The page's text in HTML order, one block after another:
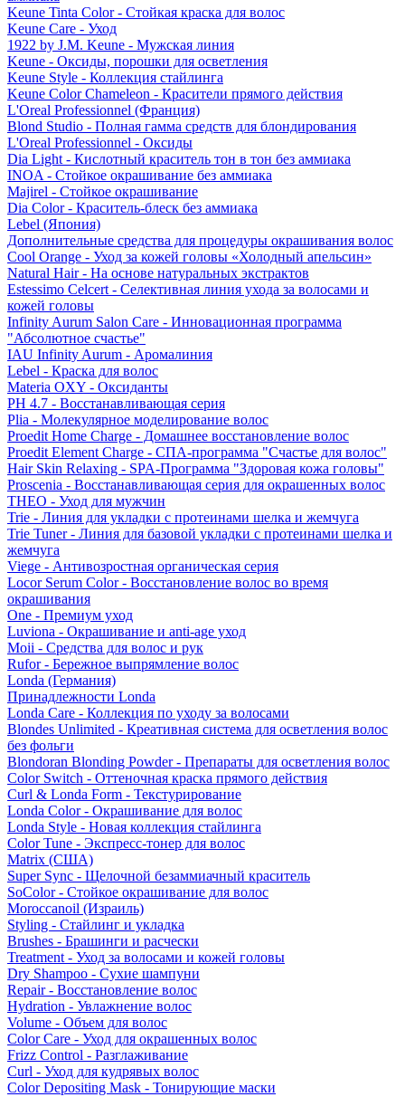
Keune Tinta Color - Стойкая краска для волос
Keune Care - Уход
1922 by J.M. Keune - Мужская линия
Keune - Оксиды, порошки для осветления
Keune Style - Коллекция стайлинга
Keune Color Chameleon - Красители прямого действия
L'Oreal Professionnel (Франция)
Blond Studio - Полная гамма средств для блондирования
L'Oreal Professionnel - Оксиды
Dia Light - Кислотный краситель тон в тон без аммиака
INOA - Стойкое окрашивание без аммиака
Majirel - Стойкое окрашивание
Dia Color - Краситель-блеск без аммиака
Lebel (Япония)
Дополнительные средства для процедуры окрашивания волос
Cool Orange - Уход за кожей головы «Холодный апельсин»
Natural Hair - На основе натуральных экстрактов
Estessimo Celcert - Селективная линия ухода за волосами и
кожей головы
Infinity Aurum Salon Care - Инновационная программа
"Абсолютное счастье"
IAU Infinity Aurum - Аромалиния
Lebel - Краска для волос
Materia OXY - Оксиданты
PH 4.7 - Восстанавливающая серия
Plia - Молекулярное моделирование волос
Proedit Home Charge - Домашнее восстановление волос
Proedit Element Charge - СПА-программа "Счастье для волос"
Hair Skin Relaxing - SPA-Программа "Здоровая кожа головы"
Proscenia - Восстанавливающая серия для окрашенных волос
THEO - Уход для мужчин
Trie - Линия для укладки с протеинами шелка и жемчуга
Trie Tuner - Линия для базовой укладки с протеинами шелка и
жемчуга
Viege - Антивозростная органическая серия
Locor Serum Color - Восстановление волос во время
окрашивания
One - Премиум уход
Luviona - Окрашивание и anti-age уход
Moii - Средства для волос и рук
Rufor - Бережное выпрямление волос
Londa (Германия)
Принадлежности Londa
Londa Care - Коллекция по уходу за волосами
Blondes Unlimited - Креативная система для осветления волос
без фольги
Blondoran Blonding Powder - Препараты для осветления волос
Color Switch - Оттеночная краска прямого действия
Curl & Londa Form - Текстурирование
Londa Color - Окрашивание для волос
Londa Style - Новая коллекция стайлинга
Color Tune - Экспресс-тонер для волос
Matrix (США)
Super Sync - Щелочной безаммиачный краситель
SoColor - Стойкое окрашивание для волос
Moroccanoil (Израиль)
Styling - Стайлинг и укладка
Brushes - Брашинги и расчески
Treatment - Уход за волосами и кожей головы
Dry Shampoo - Сухие шампуни
Repair - Восстановление волос
Hydration - Увлажнение волос
Volume - Объем для волос
Color Care - Уход для окрашенных волос
Frizz Control - Разглаживание
Curl - Уход для кудрявых волос
Color Depositing Mask - Тонирующие маски